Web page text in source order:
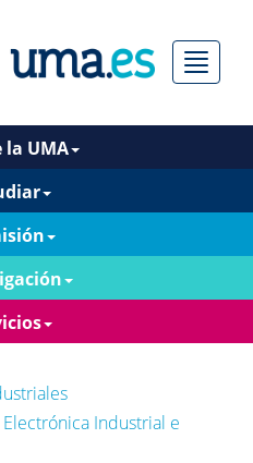
Menú
la UMA
Industrial e